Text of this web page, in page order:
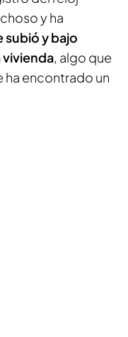
y ha
subió y bajo
vivienda, algo que
ha encontrado un